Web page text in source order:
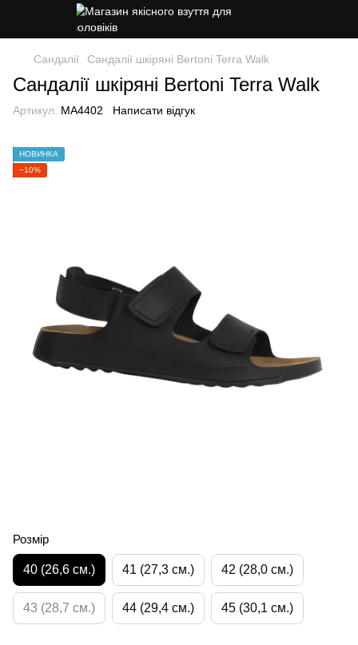
Сандалії Сандалії шкіряні Bertoni Terra Walk
Сандалії шкіряні Bertoni Terra Walk
Артикул: MA4402 Написати відгук
НОВИНКА
−10%
Розмір
40 (26,6 см.) 41 (27,3 см.) 42 (28,0 см.)
43 (28,7 см.) 44 (29,4 см.) 45 (30,1 см.)